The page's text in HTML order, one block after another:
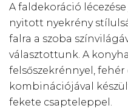
A faldekoráció
nyitott nyekrény
falra a szoba
választottunk. A
felsőszekrénnyel, fehér
kombinációjával
fekete csapteleppel.